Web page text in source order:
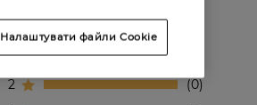
1
2
0
Налаштувати файли Cookie